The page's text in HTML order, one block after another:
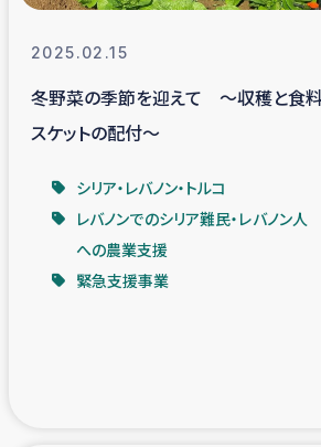
居場
ガザ地区における
ふりかけ普及と食生
2025.02.15
冬野菜の季節を迎えて ～収穫と食
スケットの配付～
シリア・レバノン・トルコ
レバノンでのシリア難民・レバノン人
への農業支援
緊急支援事業